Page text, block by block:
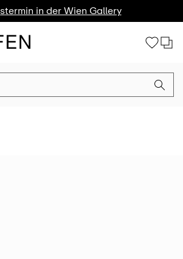
in der Wien Gallery